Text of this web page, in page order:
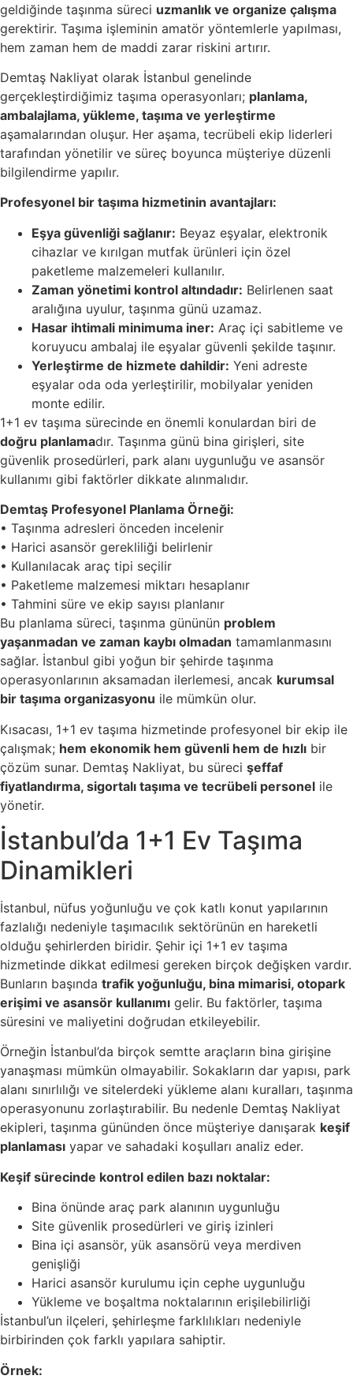
geldiğinde taşınma süreci uzmanlık ve organize çalışma
gerektirir. Taşıma işleminin amatör yöntemlerle yapılması,
hem zaman hem de maddi zarar riskini artırır.
Demtaş Nakliyat olarak İstanbul genelinde
gerçekleştirdiğimiz taşıma operasyonları; planlama,
ambalajlama, yükleme, taşıma ve yerleştirme
aşamalarından oluşur. Her aşama, tecrübeli ekip liderleri
tarafından yönetilir ve süreç boyunca müşteriye düzenli
bilgilendirme yapılır.
Profesyonel bir taşıma hizmetinin avantajları:
Eşya güvenliği sağlanır: Beyaz eşyalar, elektronik
cihazlar ve kırılgan mutfak ürünleri için özel
paketleme malzemeleri kullanılır.
Zaman yönetimi kontrol altındadır: Belirlenen saat
aralığına uyulur, taşınma günü uzamaz.
Hasar ihtimali minimuma iner: Araç içi sabitleme ve
koruyucu ambalaj ile eşyalar güvenli şekilde taşınır.
Yerleştirme de hizmete dahildir: Yeni adreste
eşyalar oda oda yerleştirilir, mobilyalar yeniden
monte edilir.
1+1 ev taşıma sürecinde en önemli konulardan biri de
doğru planlamadır. Taşınma günü bina girişleri, site
güvenlik prosedürleri, park alanı uygunluğu ve asansör
kullanımı gibi faktörler dikkate alınmalıdır.
Demtaş Profesyonel Planlama Örneği:
• Taşınma adresleri önceden incelenir
• Harici asansör gerekliliği belirlenir
• Kullanılacak araç tipi seçilir
• Paketleme malzemesi miktarı hesaplanır
• Tahmini süre ve ekip sayısı planlanır
Bu planlama süreci, taşınma gününün problem
yaşanmadan ve zaman kaybı olmadan tamamlanmasını
sağlar. İstanbul gibi yoğun bir şehirde taşınma
operasyonlarının aksamadan ilerlemesi, ancak kurumsal
bir taşıma organizasyonu ile mümkün olur.
Kısacası, 1+1 ev taşıma hizmetinde profesyonel bir ekip ile
çalışmak; hem ekonomik hem güvenli hem de hızlı bir
çözüm sunar. Demtaş Nakliyat, bu süreci şeffaf
fiyatlandırma, sigortalı taşıma ve tecrübeli personel ile
yönetir.
İstanbul’da 1+1 Ev Taşıma
Dinamikleri
İstanbul, nüfus yoğunluğu ve çok katlı konut yapılarının
fazlalığı nedeniyle taşımacılık sektörünün en hareketli
olduğu şehirlerden biridir. Şehir içi 1+1 ev taşıma
hizmetinde dikkat edilmesi gereken birçok değişken vardır.
Bunların başında trafik yoğunluğu, bina mimarisi, otopark
erişimi ve asansör kullanımı gelir. Bu faktörler, taşıma
süresini ve maliyetini doğrudan etkileyebilir.
Örneğin İstanbul’da birçok semtte araçların bina girişine
yanaşması mümkün olmayabilir. Sokakların dar yapısı, park
alanı sınırlılığı ve sitelerdeki yükleme alanı kuralları, taşınma
operasyonunu zorlaştırabilir. Bu nedenle Demtaş Nakliyat
ekipleri, taşınma gününden önce müşteriye danışarak keşif
planlaması yapar ve sahadaki koşulları analiz eder.
Keşif sürecinde kontrol edilen bazı noktalar:
Bina önünde araç park alanının uygunluğu
Site güvenlik prosedürleri ve giriş izinleri
Bina içi asansör, yük asansörü veya merdiven
genişliği
Harici asansör kurulumu için cephe uygunluğu
Yükleme ve boşaltma noktalarının erişilebilirliği
İstanbul’un ilçeleri, şehirleşme farklılıkları nedeniyle
birbirinden çok farklı yapılara sahiptir.
Örnek: